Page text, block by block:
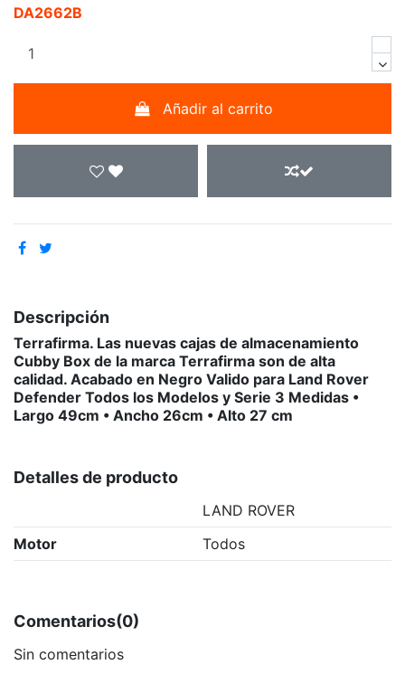
DA2662B
Añadir al carrito
Descripción
Terrafirma. Las nuevas cajas de almacenamiento
Cubby Box de la marca Terrafirma son de alta
calidad. Acabado en Negro Valido para Land Rover
Defender Todos los Modelos y Serie 3 Medidas •
Largo 49cm • Ancho 26cm • Alto 27 cm
Detalles de producto
LAND ROVER
Motor
Todos
Comentarios(0)
Sin comentarios